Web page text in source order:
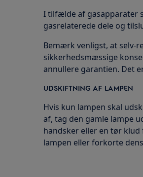
I tilfælde af gasapparater
gasrelaterede dele og
Bemærk venligst, at selv-
sikkerhedsmæssige
annullere garantien. Det
UDSKIFTNING AF LAMPEN
Hvis kun lampen skal
af, tag den gamle lampe
handsker eller en tør
lampen eller forkorte